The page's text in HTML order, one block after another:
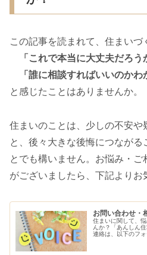
この記事を読まれて、住まいづ
「これで本当に大丈夫だろう
「誰に相談すればいいのかわ
と感じたことはありませんか。
住まいのことは、少しの不安や
と、後々大きな後悔につながる
とでも構いません。お悩み・
がございましたら、下記よりお
お問い合わせ・
住まいに関して、
んか？「あんしん
連絡は、以下のフ